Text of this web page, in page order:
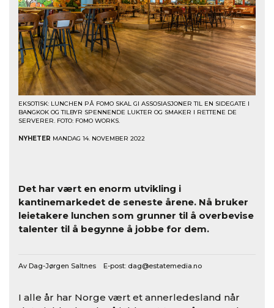
EKSOTISK: LUNCHEN PÅ FOMO SKAL GI ASSOSIASJONER TIL EN SIDEGATE I
BANGKOK OG TILBYR SPENNENDE LUKTER OG SMAKER I RETTENE DE
SERVERER. FOTO: FOMO WORKS.
NYHETER MANDAG 14. NOVEMBER 2022
Det har vært en enorm utvikling i
kantinemarkedet de seneste årene. Nå bruker
leietakere lunchen som grunner til å overbevise
talenter til å begynne å jobbe for dem.
Av Dag-Jørgen Saltnes E-post: dag@estatemedia.no
I alle år har Norge vært et annerledesland når